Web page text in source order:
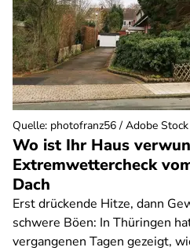
Wo ist Ihr Haus
Extremwettercheck
Dach
Erst drückende Hitze, dann
schwere Böen: In Thüringen
vergangenen Tagen gezeigt,
Quelle: photofranz56 / Adobe Stock